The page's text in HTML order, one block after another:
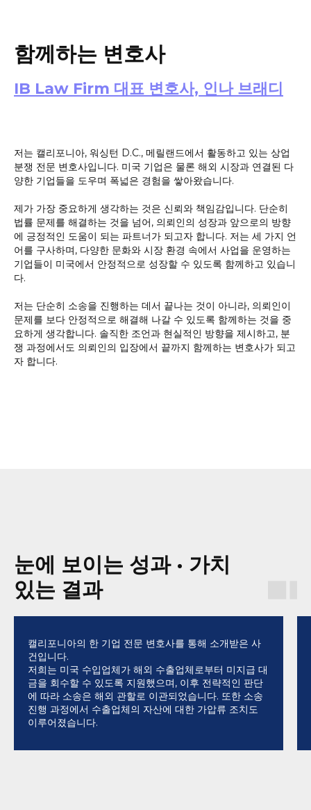
함께하는 변호사
IB Law Firm 대표 변호사, 인나 브래디
저는 캘리포니아, 워싱턴 D.C., 메릴랜드에서 활동하고 있는 상업
분쟁 전문 변호사입니다. 미국 기업은 물론 해외 시장과 연결된 다
양한 기업들을 도우며 폭넓은 경험을 쌓아왔습니다.
제가 가장 중요하게 생각하는 것은 신뢰와 책임감입니다. 단순히
법률 문제를 해결하는 것을 넘어, 의뢰인의 성장과 앞으로의 방향
에 긍정적인 도움이 되는 파트너가 되고자 합니다. 저는 세 가지 언
어를 구사하며, 다양한 문화와 시장 환경 속에서 사업을 운영하는
기업들이 미국에서 안정적으로 성장할 수 있도록 함께하고 있습니
다.
저는 단순히 소송을 진행하는 데서 끝나는 것이 아니라, 의뢰인이
문제를 보다 안정적으로 해결해 나갈 수 있도록 함께하는 것을 중
요하게 생각합니다. 솔직한 조언과 현실적인 방향을 제시하고, 분
쟁 과정에서도 의뢰인의 입장에서 끝까지 함께하는 변호사가 되고
자 합니다.
눈에 보이는 성과 • 가치
있는 결과
캘리포니아의 한 기업 전문 변호사를 통해 소개받은 사
건입니다.
저희는 미국 수입업체가 해외 수출업체로부터 미지급 대
금을 회수할 수 있도록 지원했으며, 이후 전략적인 판단
에 따라 소송은 해외 관할로 이관되었습니다. 또한 소송
진행 과정에서 수출업체의 자산에 대한 가압류 조치도
이루어졌습니다.